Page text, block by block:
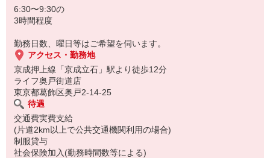
6:30〜9:30の
3時間程度
勤務日数、曜日等はご希望を伺います。
アクセス・勤務地
京成押上線「京成立石」駅より徒歩12分
ライフ奥戸街道店
東京都葛飾区奥戸2-14-25
待遇
交通費実費支給
(片道2km以上で公共交通機関利用の場合)
制服貸与
社会保険加入(勤務時間数等による)